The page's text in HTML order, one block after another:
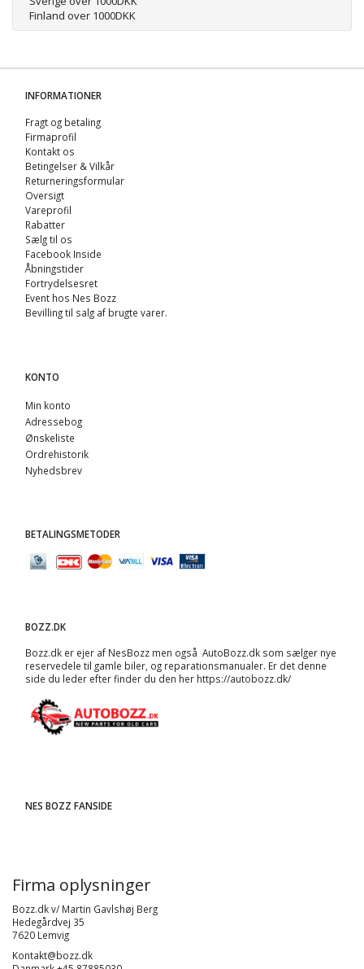
Finland over 1000DKK
INFORMATIONER
Fragt og betaling
Firmaprofil
Kontakt os
Betingelser & Vilkår
Returneringsformular
Oversigt
Vareprofil
Rabatter
Sælg til os
Facebook Inside
Åbningstider
Fortrydelsesret
Event hos Nes Bozz
Bevilling til salg af brugte varer.
KONTO
Min konto
Adressebog
Ønskeliste
Ordrehistorik
Nyhedsbrev
BETALINGSMETODER
BOZZ.DK
Bozz.dk er ejer af NesBozz men også AutoBozz.dk som sælger nye
reservedele til gamle biler, og reparationsmanualer. Er det denne
side du leder efter finder du den her https://autobozz.dk/
NES BOZZ FANSIDE
Firma oplysninger
Bozz.dk v/ Martin Gavlshøj Berg
Hedegårdvej 35
7620 Lemvig
Kontakt@bozz.dk